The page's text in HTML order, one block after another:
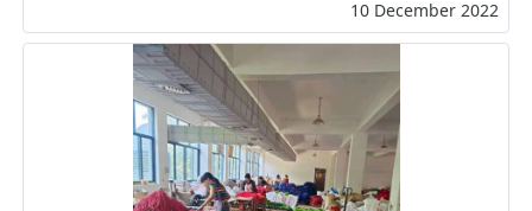
10 December 2022